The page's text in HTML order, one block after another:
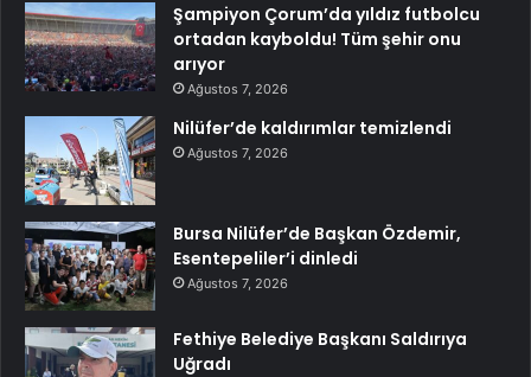
Şampiyon Çorum’da yıldız futbolcu
ortadan kayboldu! Tüm şehir onu
arıyor
Ağustos 7, 2026
Nilüfer’de kaldırımlar temizlendi
Ağustos 7, 2026
Bursa Nilüfer’de Başkan Özdemir,
Esentepeliler’i dinledi
Ağustos 7, 2026
Fethiye Belediye Başkanı Saldırıya
Uğradı